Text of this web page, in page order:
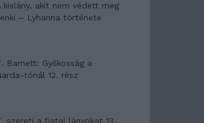
kislány, akit nem védett meg
– Lyhanna története
Barnett: Gyilkosság a
tónál 12. rész
szereti a fiatal lányokat 13.